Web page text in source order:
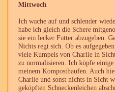
Mittwoch
Ich wache auf und schlender
habe ich gleich die Schere
sie ein lecker Futter abzugeben.
Nichts regt sich. Ob es
viele Kumpels von Charlie in
zu normalisieren. Ich köpfe einige
meinem Komposthaufen. Auch
Charlie und sonst nichts in Sicht
geköpften Schneckenleichen